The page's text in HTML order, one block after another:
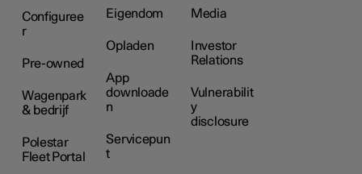
Configuree
r
Pre-owned
Wagenpark
& bedrijf
Polestar
Fleet Portal
Eigendom
Opladen
App
downloade
n
Servicepun
t
Media
Investor
Relations
Vulnerabilit
y
disclosure